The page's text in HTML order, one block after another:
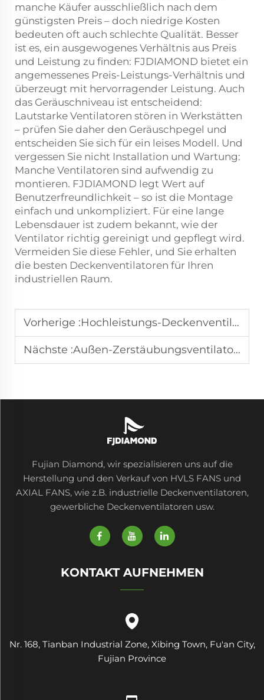
manche Käufer ausschließlich nach dem
günstigsten Preis – doch niedrige Kosten
bedeuten oft auch schlechte Qualität. Besser
ist es, ein ausgewogenes Verhältnis aus Preis
und Leistung zu finden: FJDIAMOND bietet ein
angemessenes Preis-Leistungs-Verhältnis und
überzeugt mit hervorragender Leistung. Auch
das Geräuschniveau ist entscheidend:
Lautstarke Ventilatoren stören in Werkstätten
– prüfen Sie daher den Geräuschpegel und
entscheiden Sie sich für ein leises Modell. Und
vergessen Sie nicht Installation und Wartung:
Manche Ventilatoren sind aufwendig zu
montieren. FJDIAMOND legt Wert auf
Benutzerfreundlichkeit – so ist die Montage
einfach und unkompliziert. Für eine lange
Lebensdauer ist zudem bekannt, wie der
Ventilator richtig gereinigt und gepflegt wird.
Vermeiden Sie diese Fehler, und Sie erhalten
die besten Deckenventilatoren für Ihren
industriellen Raum.
Vorherige :Hochleistungs-Deckenventilatoren senken die Kühlkosten in großen Distributionszentren
Nächste :Außen-Zerstäubungsventilatoren schaffen komfortable Essbereiche auf städtischen Terrassen
Fujian Diamond, wir spezialisieren uns auf die
Herstellung und den Verkauf von HVLS FANS und
AXIAL FANS, wie z.B. industrielle Deckenventilatoren,
gewerbliche Deckenventilatoren usw.
KONTAKT AUFNEHMEN
Nr. 168, Tianban Industrial Zone, Xibing Town, Fu'an City,
Fujian Province